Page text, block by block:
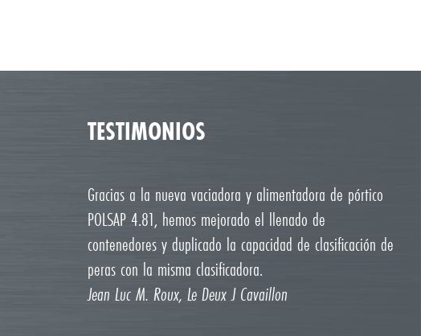
TESTIMONIOS
Gracias a la nueva vaciadora y alimentadora de pórtico
POLSAP 4.81, hemos mejorado el llenado de
contenedores y duplicado la capacidad de clasificación de
peras con la misma clasificadora.
Jean Luc M. Roux, Le Deux J Cavaillon